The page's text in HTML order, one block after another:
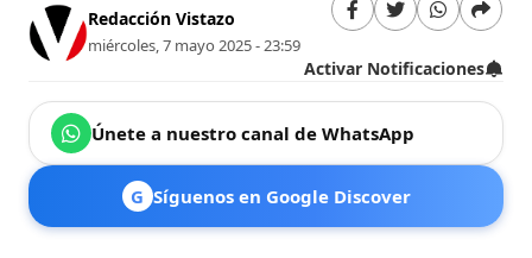
Redacción Vistazo
miércoles, 7 mayo 2025 - 23:59
Activar Notificaciones
Únete a nuestro canal de WhatsApp
G Síguenos en Google Discover